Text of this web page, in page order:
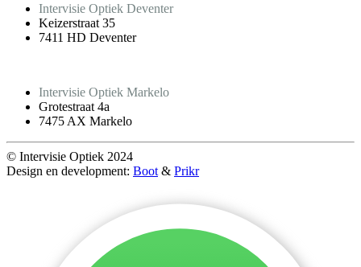
Intervisie Optiek Deventer
Keizerstraat 35
7411 HD Deventer
Intervisie Optiek Markelo
Grotestraat 4a
7475 AX Markelo
© Intervisie Optiek 2024
Design en development: Boot & Prikr